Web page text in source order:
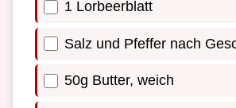
1 Lorbeerblatt
Salz und Pfeffer nach
50g Butter, weich